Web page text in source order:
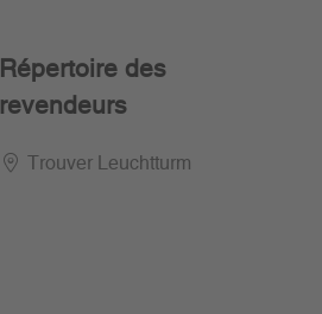
Répertoire des
revendeurs
Trouver Leuchtturm